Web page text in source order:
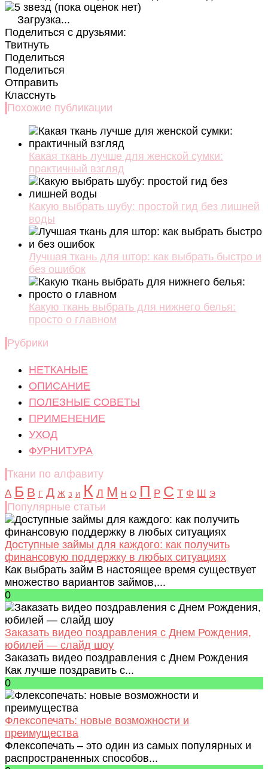
(пока оценок нет)
Загрузка...
Поделиться с друзьями:
Твитнуть
Поделиться
Поделиться
Отправить
Класснуть
Похожие публикации
Какая ткань лучше для женской сумки:
практичный взгляд
Какую выбрать шубу: простой гид без лишней
воды
Лучшая ткань для штор: как выбрать быстро и
без ошибок
Какую ткань выбрать для нижнего белья:
просто о главном
Рубрики
НЕТКАНЫЕ
ОПИСАНИЕ
ПОЛЕЗНЫЕ СОВЕТЫ
ПРИМЕНЕНИЕ
УХОД
ФУРНИТУРА
Ткани по алфавиту
А Б В Г Д Ж З И К Л М Н О П Р С Т Ф Ш Э
Популярные статьи
Доступные займы для каждого: как получить
финансовую поддержку в любых ситуациях
Как выбрать займ В настоящее время существует
множество вариантов займов,...
0
Заказать видео поздравления с Днем Рождения,
юбилей — слайд шоу
Заказать видео поздравления с Днем Рождения
Как лучше поздравить с...
0
Флексопечать: новые возможности и
преимущества
Флексопечать – это один из самых популярных и
распространенных способов...